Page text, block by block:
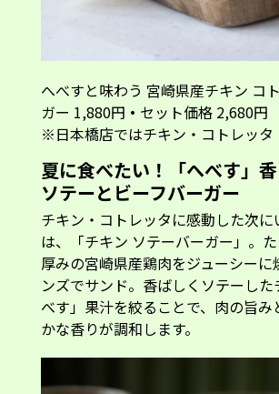
へべすと味わう 宮崎県産チキン コ
ガー 1,880円 ・ セット価格 2,680円
※日本橋店ではチキン・コトレッタ
夏に食べたい！「へべす」
ソテーとビーフバーガー
チキン・コトレッタに感動した次に
は、「チキン ソテーバーガー」。
厚みの宮崎県産鶏肉をジューシーに
ンズでサンド。香ばしくソテーした
べす」果汁を絞ることで、肉の旨み
かな香りが調和します。